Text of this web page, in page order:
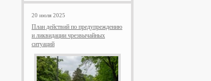
20 июля 2025
План действий по предупреждению
и ликвидации чрезвычайных
ситуаций